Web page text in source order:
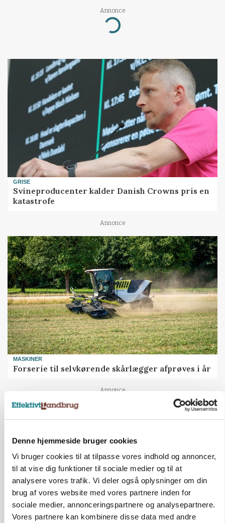
Denne hjemmeside bruger cookies
Vi bruger cookies til at tilpasse vores indhold og annoncer,
til at vise dig funktioner til sociale medier og til at
analysere vores trafik. Vi deler også oplysninger om din
brug af vores website med vores partnere inden for
sociale medier, annonceringspartnere og analysepartnere.
Vores partnere kan kombinere disse data med andre
Annonce
Loading...
GRISE
Svineproducenter kalder Danish Crowns pris en
katastrofe
Annonce
MASKINER
Forserie til selvkørende skårlægger afprøves i år
Annonce
ARRANGEMENT
Markvandring sætter fokus på elefantgræs
Annonce
Loading...